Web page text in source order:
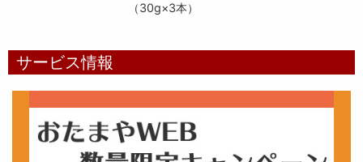
（30g×3本）
サービス情報